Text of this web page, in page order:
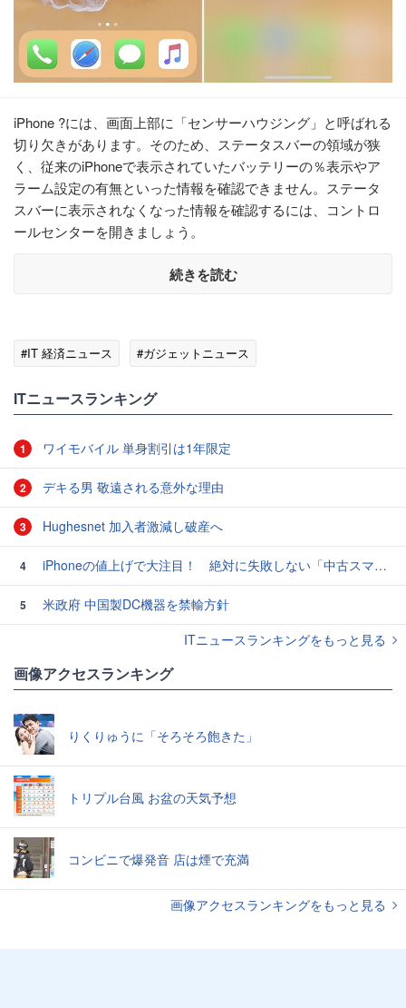
iPhone ?には、画面上部に「センサーハウジング」と呼ばれる
切り欠きがあります。そのため、ステータスバーの領域が狭
く、従来のiPhoneで表示されていたバッテリーの％表示やア
ラーム設定の有無といった情報を確認できません。ステータ
スバーに表示されなくなった情報を確認するには、コントロ
ールセンターを開きましょう。
続きを読む
#IT 経済ニュース #ガジェットニュース
ITニュースランキング
1 ワイモバイル 単身割引は1年限定
2 デキる男 敬遠される意外な理由
3 Hughesnet 加入者激減し破産へ
4 iPhoneの値上げで大注目！ 絶対に失敗しない「中古スマホ」の売り方＆買い方
5
米政府 中国製DC機器を禁輸方針
ITニュースランキングをもっと見る
画像アクセスランキング
りくりゅうに「そろそろ飽きた」
トリプル台風 お盆の天気予想
コンビニで爆発音 店は煙で充満
画像アクセスランキングをもっと見る